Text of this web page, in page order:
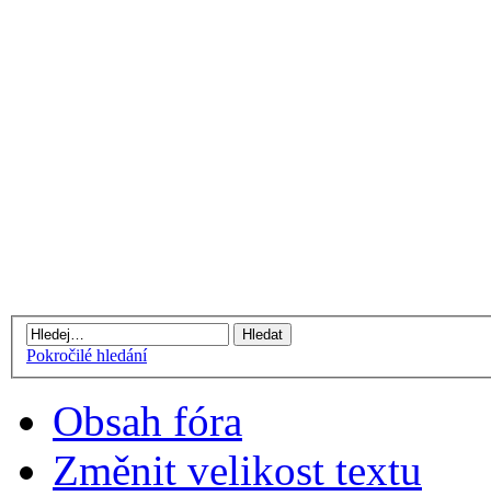
Pokročilé hledání
Obsah fóra
Změnit velikost textu